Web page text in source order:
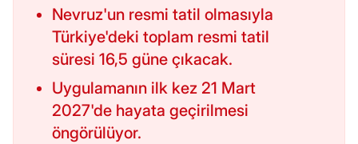
Nevruz'un resmi tatil olmasıyla
Türkiye'deki toplam resmi tatil
süresi 16,5 güne çıkacak.
Uygulamanın ilk kez 21 Mart
2027'de hayata geçirilmesi
öngörülüyor.